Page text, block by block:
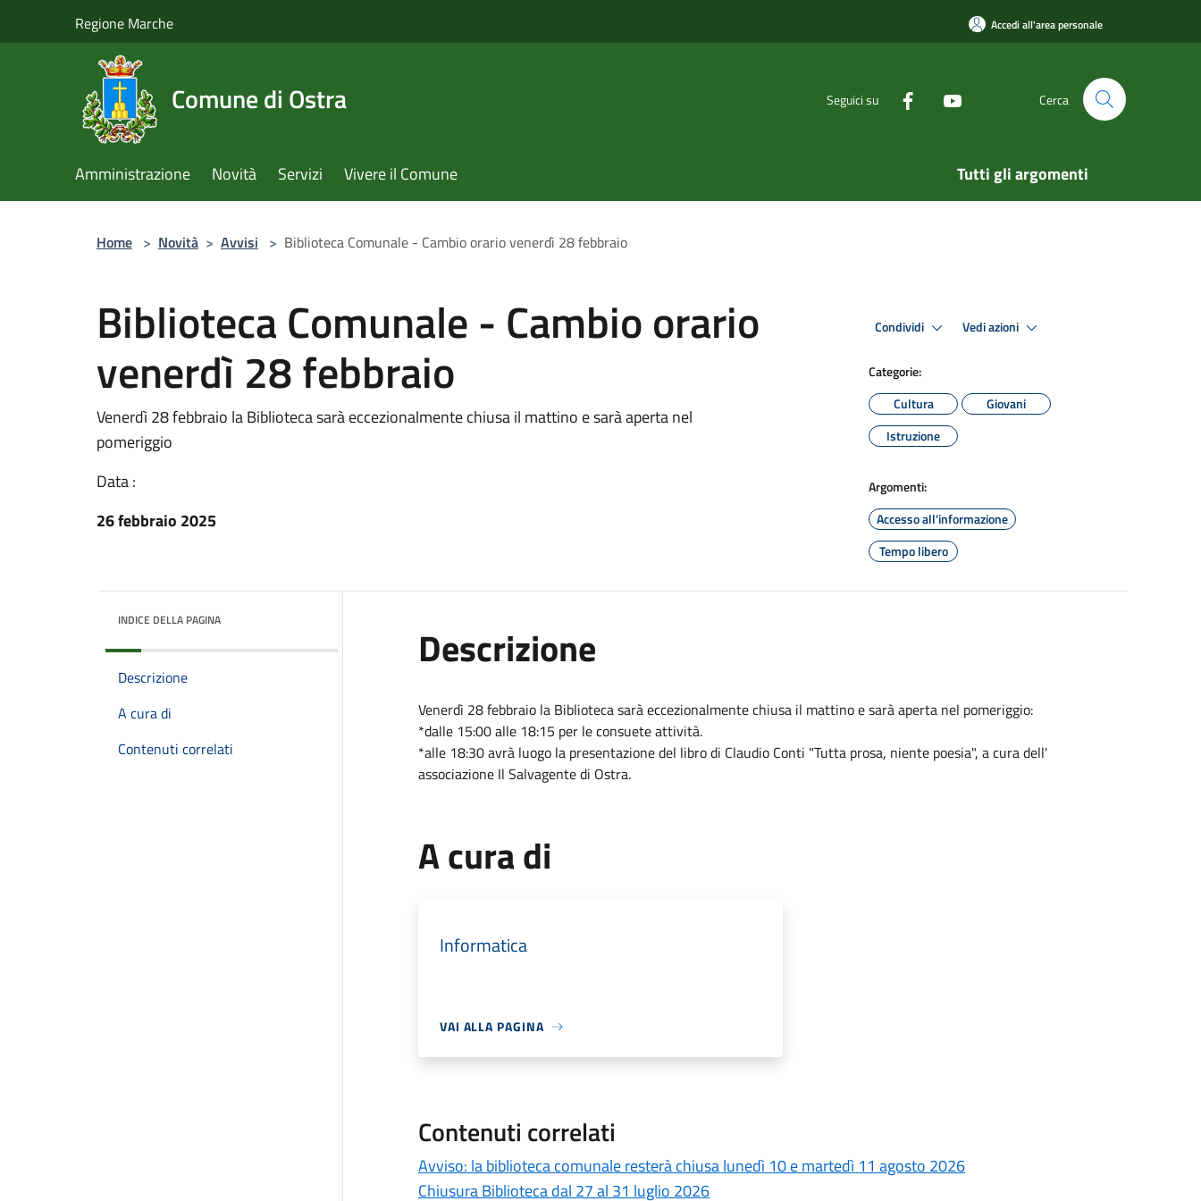
Regione Marche Accedi all'area personale
Comune di Ostra Seguici su Cerca
Amministrazione Novità Servizi Vivere il Comune Tutti gli argomenti
Home > Novità > Avvisi > Biblioteca Comunale - Cambio orario venerdì 28 febbraio
Biblioteca Comunale - Cambio orario
venerdì 28 febbraio
Venerdì 28 febbraio la Biblioteca sarà eccezionalmente chiusa il mattino e sarà aperta nel
pomeriggio
Data :
26 febbraio 2025
Condividi Vedi azioni
Categorie:
Cultura
Giovani
Istruzione
Argomenti:
Accesso all'informazione
Tempo libero
INDICE DELLA PAGINA
Descrizione
A cura di
Contenuti correlati
Descrizione
Venerdì 28 febbraio la Biblioteca sarà eccezionalmente chiusa il mattino e sarà aperta nel pomeriggio:
*dalle 15:00 alle 18:15 per le consuete attività.
*alle 18:30 avrà luogo la presentazione del libro di Claudio Conti "Tutta prosa, niente poesia", a cura dell'
associazione Il Salvagente di Ostra.
A cura di
Informatica
VAI ALLA PAGINA
Contenuti correlati
Avviso: la biblioteca comunale resterà chiusa lunedì 10 e martedì 11 agosto 2026
Chiusura Biblioteca dal 27 al 31 luglio 2026